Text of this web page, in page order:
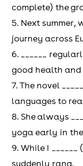
complete) the
5. Next summer,
journey across
6. ______
good health and
7. The novel
languages to
8. She always
yoga early in
9. While I
suddenly rang.